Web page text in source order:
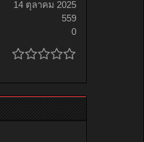
14 ตุลาคม 2025
559
0